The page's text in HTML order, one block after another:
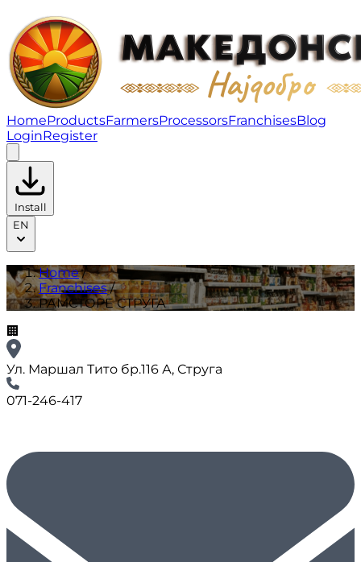
РАМСТОРE СТРУГА | Franchises
HomeProductsFarmersProcessorsFranchisesBlog
LoginRegister
Install
EN
Home/
Franchises/
РАМСТОРE СТРУГА
🏢
Ул. Маршал Тито бр.116 А, Струга
071-246-417